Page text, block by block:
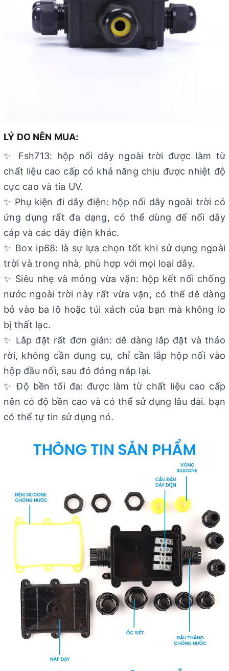
LÝ DO NÊN MUA:
✨ Fsh713: hộp nối dây ngoài trời được làm từ
chất liệu cao cấp có khả năng chịu được nhiệt độ
cực cao và tia UV.
✨ Phụ kiện đi dây điện: hộp nối dây ngoài trời có
ứng dụng rất đa dạng, có thể dùng để nối dây
cáp và các dây điện khác.
✨ Box ip68: là sự lựa chọn tốt khi sử dụng ngoài
trời và trong nhà, phù hợp với mọi loại dây.
✨ Siêu nhẹ và mỏng vừa vặn: hộp kết nối chống
nước ngoài trời này rất vừa vặn, có thể dễ dàng
bỏ vào ba lô hoặc túi xách của bạn mà không lo
bị thất lạc.
✨ Lắp đặt rất đơn giản: dễ dàng lắp đặt và tháo
rời, không cần dụng cụ, chỉ cần lắp hộp nối vào
hộp đầu nối, sau đó đóng nắp lại.
✨ Độ bền tối đa: được làm từ chất liệu cao cấp
nên có độ bền cao và có thể sử dụng lâu dài. bạn
có thể tự tin sử dụng nó.